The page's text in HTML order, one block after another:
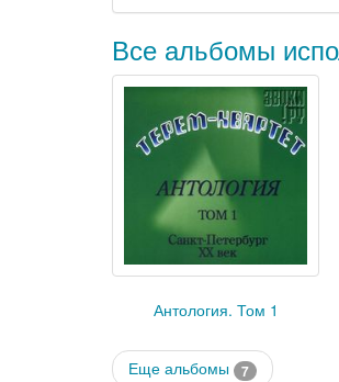
Все альбомы
Антология. Том 1
Еще альбомы 7